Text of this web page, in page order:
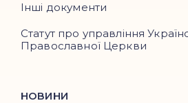
Інші документи
Статут про управління
Православної Церкви
НОВИНИ